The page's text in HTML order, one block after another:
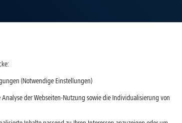
12 5G und das Xiaomi 12 Pro 5G, sind ab sofort
dazu. Die neuen Xiaomi-Smartphones zeichnen
mobilen Datenvolumen von 5 GB bis
es bei 1&1 in den Farben Gray und Blue.
(Notwendige Einstellungen)
der Webseiten-Nutzung sowie die Individualisierung von